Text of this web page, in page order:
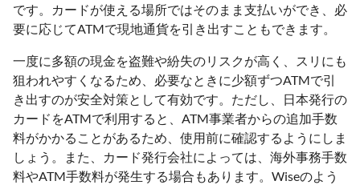
です。カードが使える場所ではそのまま支払いができ、必
要に応じてATMで現地通貨を引き出すこともできます。
一度に多額の現金を盗難や紛失のリスクが高く、スリにも
狙われやすくなるため、必要なときに少額ずつATMで引
き出すのが安全対策として有効です。ただし、日本発行の
カードをATMで利用すると、ATM事業者からの追加手数
料がかかることがあるため、使用前に確認するようにしま
しょう。また、カード発行会社によっては、海外事務手数
料やATM手数料が発生する場合もあります。Wiseのよう